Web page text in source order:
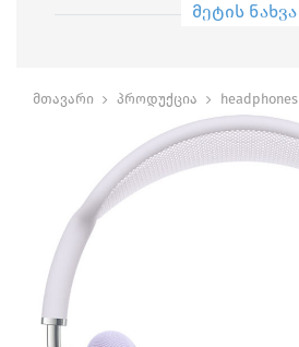
მეტის ნახვა
მთავარი პროდუქცია headphones